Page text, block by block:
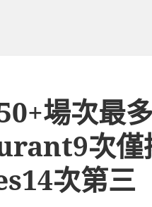
場次最
次
次第三